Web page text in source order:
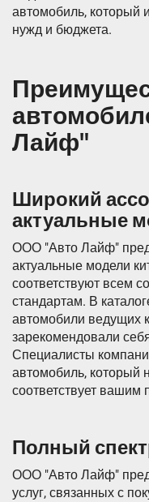
автомобиль, который
нужд и бюджета.
Лайф"
Широкий
актуальные
ООО "Авто Лайф"
актуальные модели
соответствуют всем
стандартам. В
автомобили ведущих
зарекомендовали
Специалисты
автомобиль, который
соответствует вашим
Полный
ООО "Авто Лайф"
услуг, связанных с